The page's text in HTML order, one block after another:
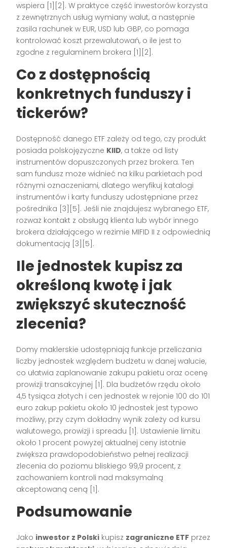
wspiera [1][2]. W praktyce część inwestorów korzysta
z zewnętrznych usług wymiany walut, a następnie
zasila rachunek w EUR, USD lub GBP, co pomaga
kontrolować koszt przewalutowań, o ile jest to
zgodne z regulaminem brokera [1][2].
Co z dostępnością
konkretnych funduszy i
tickerów?
Dostępność danego ETF zależy od tego, czy produkt
posiada polskojęzyczne KIID, a także od listy
instrumentów dopuszczonych przez brokera. Ten
sam fundusz może widnieć na kilku parkietach pod
różnymi oznaczeniami, dlatego weryfikuj katalogi
instrumentów i karty funduszy udostępniane przez
pośrednika [3][5]. Jeśli nie znajdujesz wybranego ETF,
rozważ kontakt z obsługą klienta lub wybór innego
brokera działającego w reżimie MIFID II z odpowiednią
dokumentacją [3][5].
Ile jednostek kupisz za
określoną kwotę i jak
zwiększyć skuteczność
zlecenia?
Domy maklerskie udostępniają funkcje przeliczania
liczby jednostek względem budżetu w danej walucie,
co ułatwia zaplanowanie zakupu pakietu oraz ocenę
prowizji transakcyjnej [1]. Dla budżetów rzędu około
4,5 tysiąca złotych i cen jednostek w rejonie 100 do 101
euro zakup pakietu około 10 jednostek jest typowo
możliwy, przy czym dokładny wynik zależy od kursu
walutowego, prowizji i spreadu [1]. Ustawienie limitu
około 1 procent powyżej aktualnej ceny istotnie
zwiększa prawdopodobieństwo pełnej realizacji
zlecenia do poziomu bliskiego 99,9 procent, z
zachowaniem kontroli nad maksymalną
akceptowaną ceną [1].
Podsumowanie
Jako inwestor z Polski kupisz zagraniczne ETF przez